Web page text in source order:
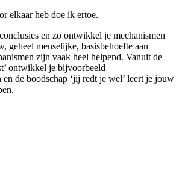
elkaar heb doe ik ertoe.
en zo ontwikkel je mechanismen
geheel menselijke, basisbehoefte aan
zijn vaak heel helpend. Vanuit de
ontwikkel je bijvoorbeeld
de boodschap ‘jij redt je wel’ leert je jouw